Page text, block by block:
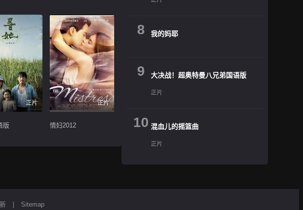
正片
版
正片
情妇2012
8 我的妈耶
9 大决战！超奥特曼八兄弟国语版
正片
10 混血儿的摇篮曲
正片
Sitemap